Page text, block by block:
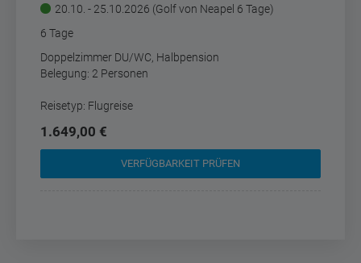
20.10. - 25.10.2026 (Golf von Neapel 6 Tage)
6 Tage
Doppelzimmer DU/WC, Halbpension
Belegung: 2 Personen
Reisetyp: Flugreise
1.649,00 €
VERFÜGBARKEIT PRÜFEN